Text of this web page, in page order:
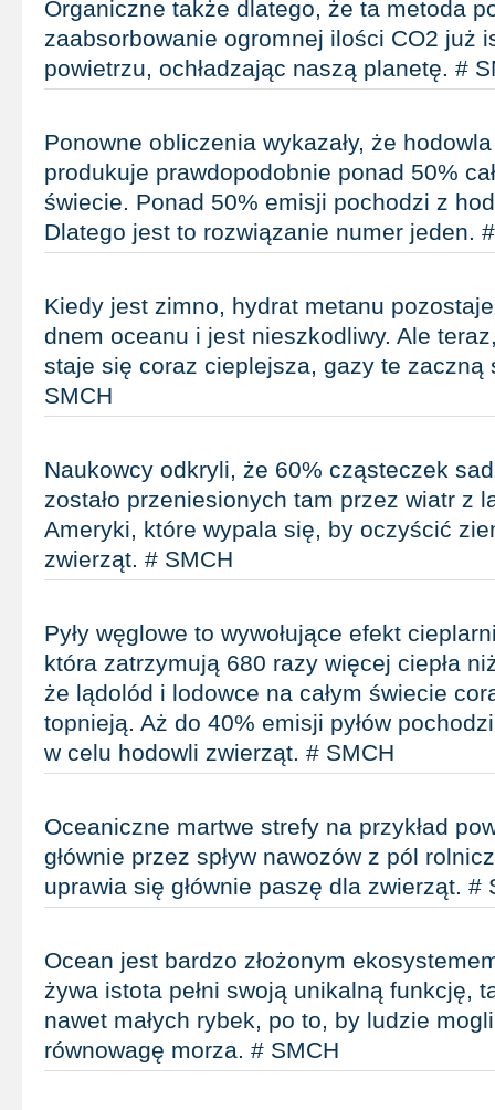
Organiczne także dlatego, że ta metoda
zaabsorbowanie ogromnej ilości CO2 już
powietrzu, ochładzając naszą planetę. #
Ponowne obliczenia wykazały, że
produkuje prawdopodobnie ponad 50%
świecie. Ponad 50% emisji pochodzi z
Dlatego jest to rozwiązanie numer jeden.
Kiedy jest zimno, hydrat metanu
dnem oceanu i jest nieszkodliwy. Ale
staje się coraz cieplejsza, gazy te zaczną
SMCH
Naukowcy odkryli, że 60% cząsteczek
zostało przeniesionych tam przez wiatr z
Ameryki, które wypala się, by oczyścić
zwierząt. # SMCH
Pyły węglowe to wywołujące efekt
która zatrzymują 680 razy więcej ciepła
że lądolód i lodowce na całym świecie
topnieją. Aż do 40% emisji pyłów
w celu hodowli zwierząt. # SMCH
Oceaniczne martwe strefy na przykład
głównie przez spływ nawozów z pól
uprawia się głównie paszę dla zwierząt. #
Ocean jest bardzo złożonym
żywa istota pełni swoją unikalną funkcję,
nawet małych rybek, po to, by ludzie
równowagę morza. # SMCH